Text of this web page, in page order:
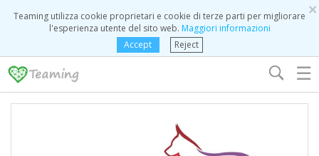
×
Teaming utilizza cookie proprietari e cookie di terze parti per migliorare
l'esperienza utente del sito web. Maggiori informazioni
Accept
Reject
☰